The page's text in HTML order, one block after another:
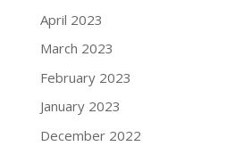
April 2023
March 2023
February 2023
January 2023
December 2022